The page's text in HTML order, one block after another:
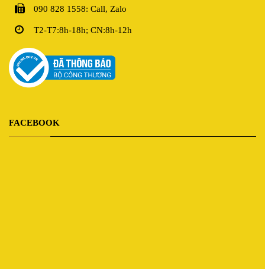
090 828 1558: Call, Zalo
T2-T7:8h-18h; CN:8h-12h
FACEBOOK